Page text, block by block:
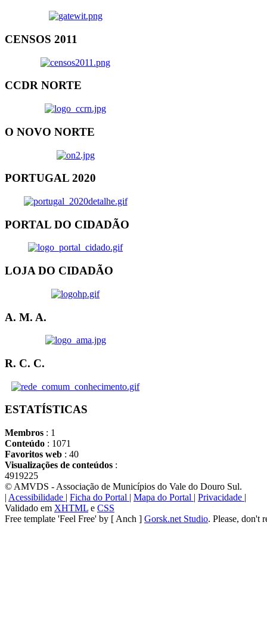
CENSOS 2011
CCDR NORTE
O NOVO NORTE
PORTUGAL 2020
PORTAL DO CIDADÃO
LOJA DO CIDADÃO
A. M. A.
R. C. C.
ESTATÍSTICAS
Membros : 1
Conteúdo : 1071
Favoritos web : 40
Visualizações de conteúdos :
4919225
© AMVDS - Associação de Municípios do Vale do Douro Sul.
| Acessibilidade | Ficha do Portal | Mapa do Portal | Privacidade |
Validado em XHTML e CSS
Free template 'Feel Free' by [ Anch ] Gorsk.net Studio. Please, don't